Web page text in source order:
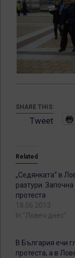
SHARE THIS:
Tweet
Related
„Седянката“ в
разтури. Започна
протеста
18.06.2013
In "Ловеч днес"
В България ечи
протеста, а в